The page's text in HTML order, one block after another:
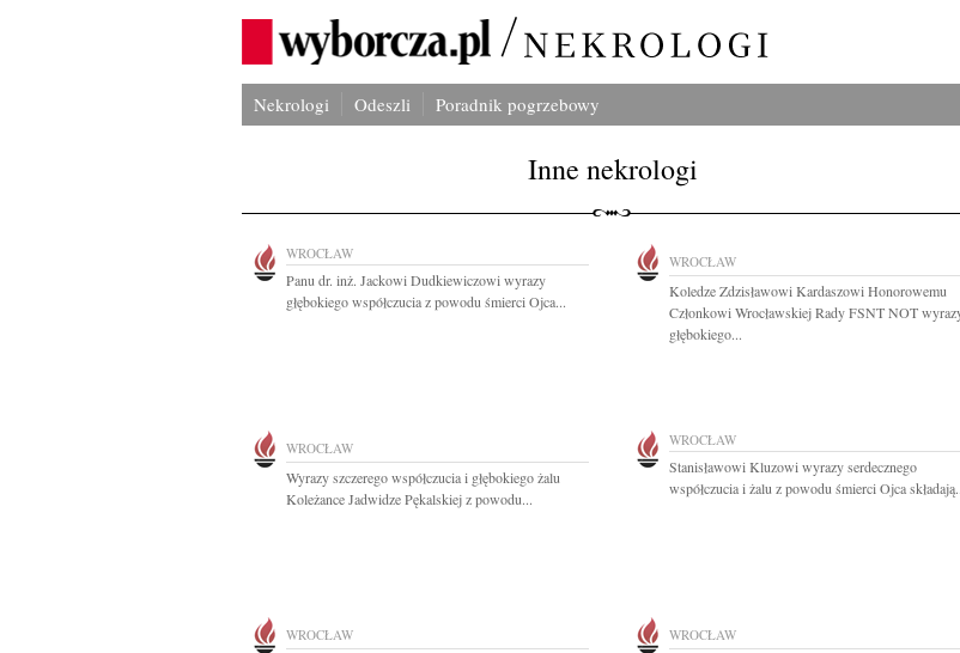
Nekrologi Odeszli Poradnik pogrzebowy
Inne nekrologi
WROCŁAW
Panu dr. inż. Jackowi Dudkiewiczowi wyrazy
głębokiego współczucia z powodu śmierci Ojca...
WROCŁAW
Koledze Zdzisławowi Kardaszowi Honorowemu
Członkowi Wrocławskiej Rady FSNT NOT
głębokiego...
WROCŁAW
Wyrazy szczerego współczucia i głębokiego żalu
Koleżance Jadwidze Pękalskiej z powodu...
WROCŁAW
Stanisławowi Kluzowi wyrazy serdecznego
współczucia i żalu z powodu śmierci Ojca
WROCŁAW WROCŁAW